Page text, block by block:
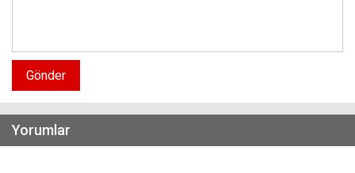
Gönder
Yorumlar